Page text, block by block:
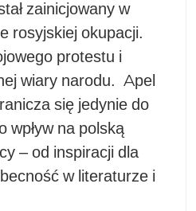
zainicjowany w
rosyjskiej okupacji.
protestu i
wiary narodu. Apel
się jedynie do
wpływ na polską
– od inspiracji dla
w literaturze i